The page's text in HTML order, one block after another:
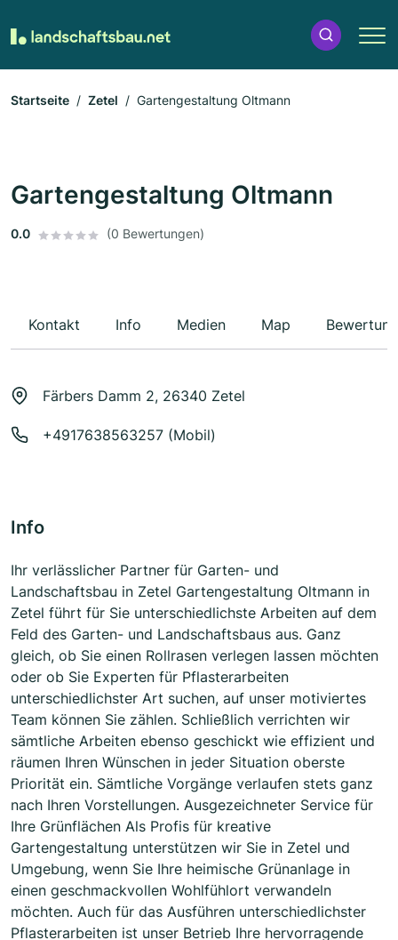
Startseite Zetel Gartengestaltung Oltmann
Gartengestaltung Oltmann
0.0 (0 Bewertungen)
Kontakt Info Medien Map
Färbers Damm 2, 26340 Zetel
+4917638563257 (Mobil)
Info
Ihr verlässlicher Partner für Garten- und
Landschaftsbau in Zetel Gartengestaltung Oltmann in
Zetel führt für Sie unterschiedlichste Arbeiten auf dem
Feld des Garten- und Landschaftsbaus aus. Ganz
gleich, ob Sie einen Rollrasen verlegen lassen möchten
oder ob Sie Experten für Pflasterarbeiten
unterschiedlichster Art suchen, auf unser motiviertes
Team können Sie zählen. Schließlich verrichten wir
sämtliche Arbeiten ebenso geschickt wie effizient und
räumen Ihren Wünschen in jeder Situation oberste
Priorität ein. Sämtliche Vorgänge verlaufen stets ganz
nach Ihren Vorstellungen. Ausgezeichneter Service für
Ihre Grünflächen Als Profis für kreative
Gartengestaltung unterstützen wir Sie in Zetel und
Umgebung, wenn Sie Ihre heimische Grünanlage in
einen geschmackvollen Wohlfühlort verwandeln
möchten. Auch für das Ausführen unterschiedlichster
Pflasterarbeiten ist unser Betrieb Ihre hervorragende